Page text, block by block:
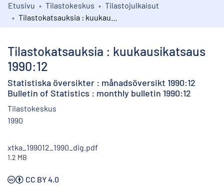
Kokoelmat
Etusivu Tilastokeskus
Tilastojulkaisut
Tilastokatsauksia : kuukausikatsaus
1990:12
Statistiska översikter : månadsöversikt 1990:12
Bulletin of Statistics : monthly bulletin 1990:12
Tilastokeskus
1990
xtka_199012_1990_dig.pdf
1.2 MB
CC BY 4.0